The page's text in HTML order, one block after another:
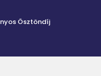
Ösztöndíj